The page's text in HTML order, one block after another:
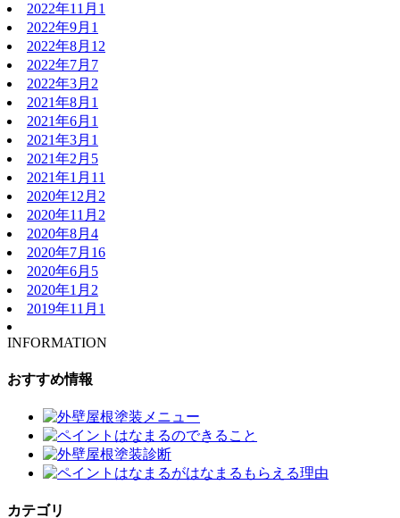
2022年11月 1
2022年9月 1
2022年8月 12
2022年7月 7
2022年3月 2
2021年8月 1
2021年6月 1
2021年3月 1
2021年2月 5
2021年1月 11
2020年12月 2
2020年11月 2
2020年8月 4
2020年7月 16
2020年6月 5
2020年1月 2
2019年11月 1
INFORMATION
おすすめ情報
カテゴリ